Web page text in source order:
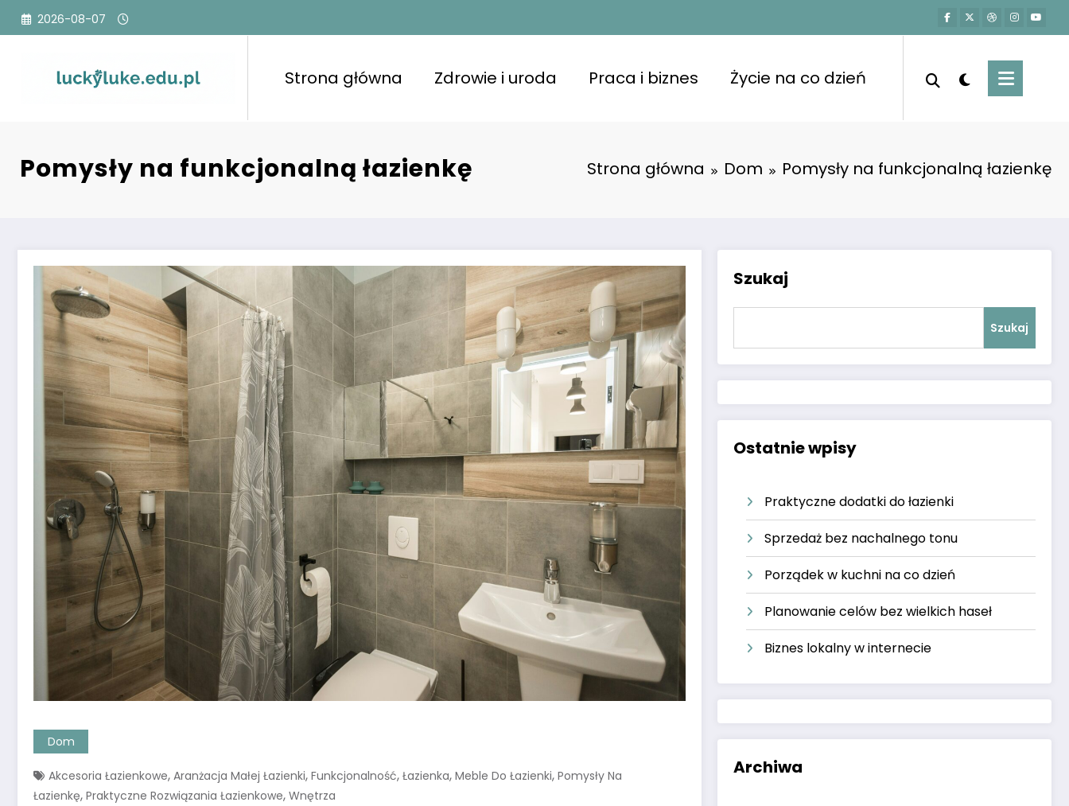
Przejdź
2026-08-07
Strona główna Zdrowie i uroda Praca i biznes Życie na co dzień
Pomysły na funkcjonalną łazienkę Strona główna Dom Pomysły na funkcjonalną łazienkę
Dom
Akcesoria Łazienkowe, Aranżacja Małej Łazienki, Funkcjonalność, Łazienka, Meble Do Łazienki, Pomysły Na
Łazienkę, Praktyczne Rozwiązania Łazienkowe, Wnętrza
Szukaj
Szukaj
Ostatnie wpisy
Praktyczne dodatki do łazienki
Sprzedaż bez nachalnego tonu
Porządek w kuchni na co dzień
Planowanie celów bez wielkich haseł
Biznes lokalny w internecie
Archiwa